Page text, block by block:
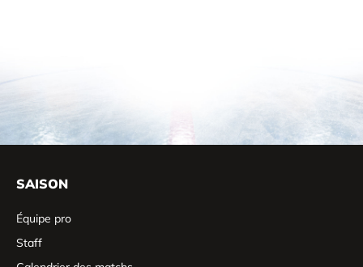
SAISON
Équipe pro
Staff